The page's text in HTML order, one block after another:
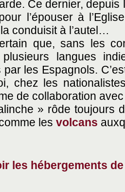
Ce dernier,
l’épouser à
la conduisit à l’autel…
que, sans les
plusieurs langues
par les Espagnols.
chez les
de collaboration
» rôde toujours
les volcans
les hébergements